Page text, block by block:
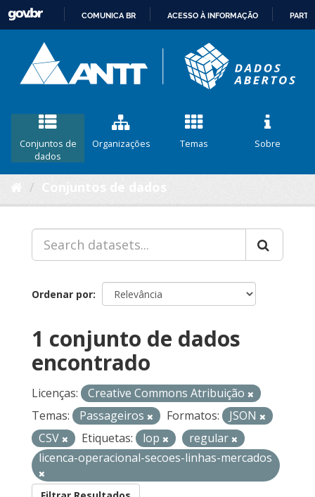
CONTEÚDO
COMUNICA BR ACESSO À INFORMAÇÃO
Conjuntos de
dados
Organizações Temas Sobre
Ordenar por
1 conjunto de dados
encontrado
Licenças:
Creative Commons Atribuição
Temas:
Passageiros Formatos:
JSON
CSV
Etiquetas: lop
regular
licenca-operacional-secoes-linhas-mercados